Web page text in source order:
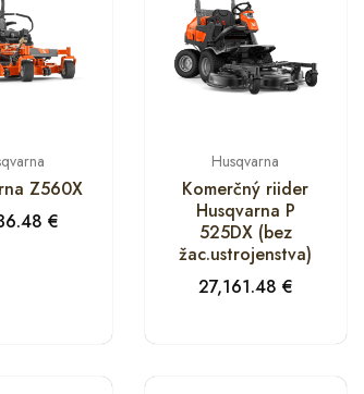
Z560X
€
Husqvarna
Komerčný riider
Husqvarna P
525DX (bez
žac.ustrojenstva)
27,161.48 €